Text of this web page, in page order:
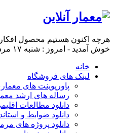
هرچه اکنون هستیم محصول
خوش آمدید - امروز : شنبه ۱۷ مرداد ۱۴۰۵
خانه
لینک های فروشگاه
پاورپوینت های
رساله های ارشد
دانلود مطالعات
دانلود ضوابط و
دانلود پروژه های